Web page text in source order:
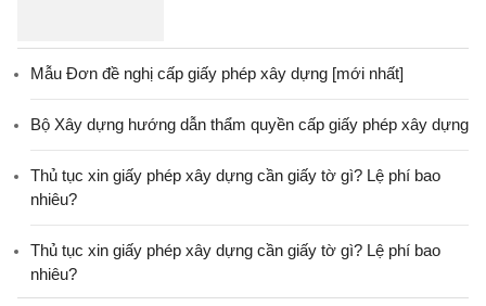
Mẫu Đơn đề nghị cấp giấy phép xây dựng [mới nhất]
Bộ Xây dựng hướng dẫn thẩm quyền cấp giấy phép xây dựng
Thủ tục xin giấy phép xây dựng cần giấy tờ gì? Lệ phí bao
nhiêu?
Thủ tục xin giấy phép xây dựng cần giấy tờ gì? Lệ phí bao
nhiêu?